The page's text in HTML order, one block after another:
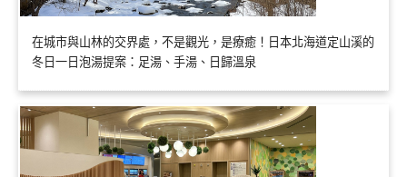
在城市與山林的交界處，不是觀光，是療癒！日本北海道定山溪的
冬日一日泡湯提案：足湯、手湯、日歸溫泉